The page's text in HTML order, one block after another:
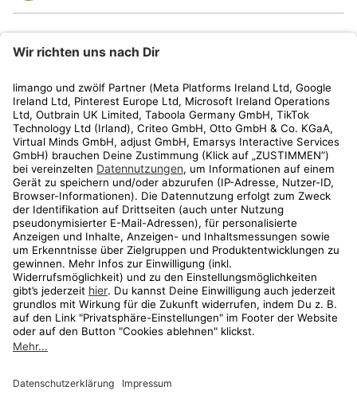
Kundenservice
Shop
Aktionen
Travel